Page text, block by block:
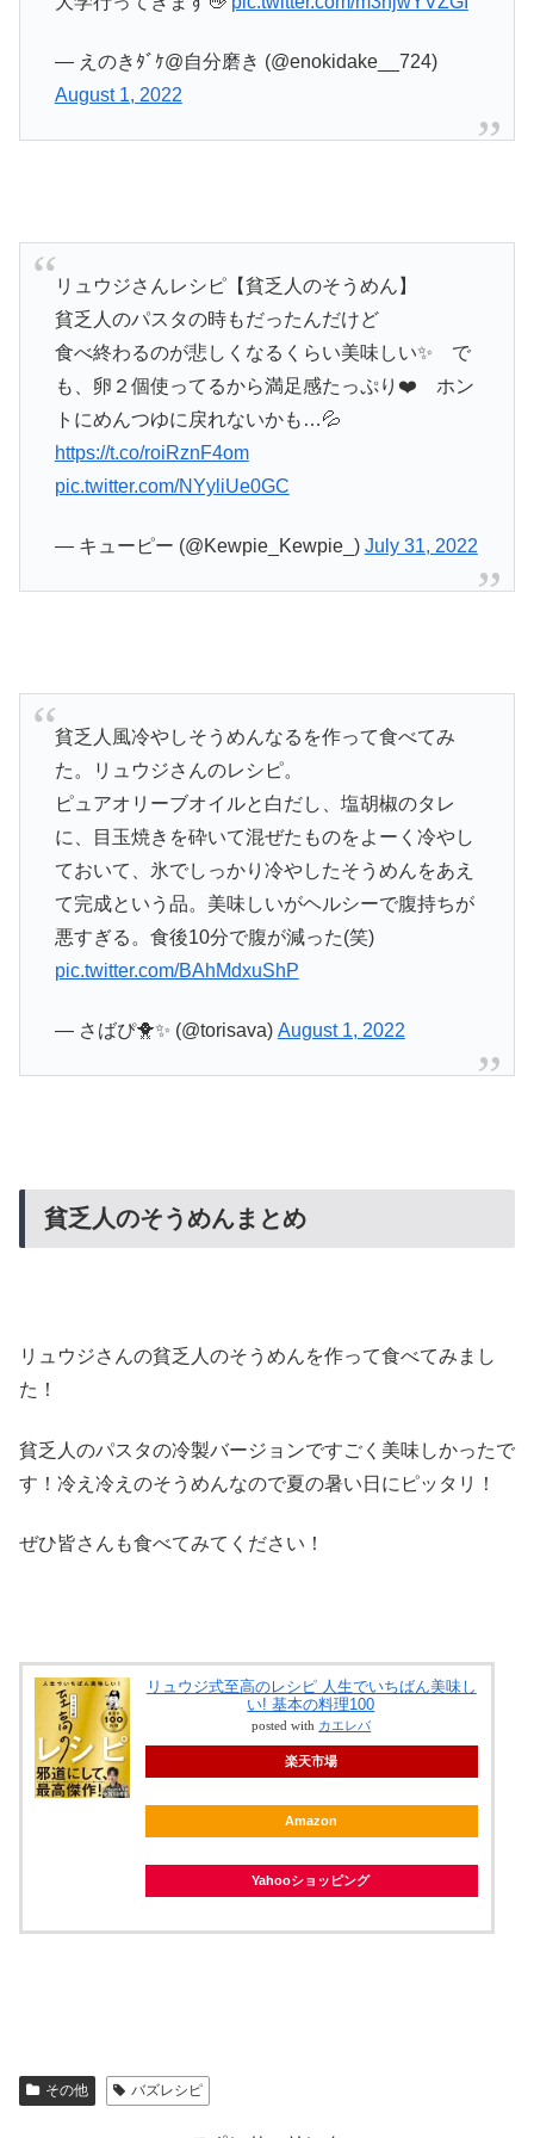
— えのきﾀﾞｹ@自分磨き (@enokidake__724)
August 1, 2022
リュウジさんレシピ【貧乏人のそうめん】
貧乏人のパスタの時もだったんだけど
食べ終わるのが悲しくなるくらい美味しい✨️ で
も、卵２個使ってるから満足感たっぷり❤️ ホン
トにめんつゆに戻れないかも…💦
https://t.co/roiRznF4om
pic.twitter.com/NYyliUe0GC
— キューピー (@Kewpie_Kewpie_) July 31, 2022
貧乏人風冷やしそうめんなるを作って食べてみ
た。リュウジさんのレシピ。
ピュアオリーブオイルと白だし、塩胡椒のタレ
に、目玉焼きを砕いて混ぜたものをよーく冷やし
ておいて、氷でしっかり冷やしたそうめんをあえ
て完成という品。美味しいがヘルシーで腹持ちが
悪すぎる。食後10分で腹が減った(笑)
pic.twitter.com/BAhMdxuShP
— さばぴ🐥✨ (@torisava) August 1, 2022
貧乏人のそうめんまとめ
リュウジさんの貧乏人のそうめんを作って食べてみまし
た！
貧乏人のパスタの冷製バージョンですごく美味しかったで
す！冷え冷えのそうめんなので夏の暑い日にピッタリ！
ぜひ皆さんも食べてみてください！
リュウジ式至高のレシピ 人生でいちばん美味し
い! 基本の料理100
posted with カエレバ
楽天市場
Amazon
Yahooショッピング
その他 バズレシピ